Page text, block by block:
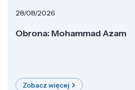
28/08/2026
Obrona: Mohammad Azam
Zobacz więcej